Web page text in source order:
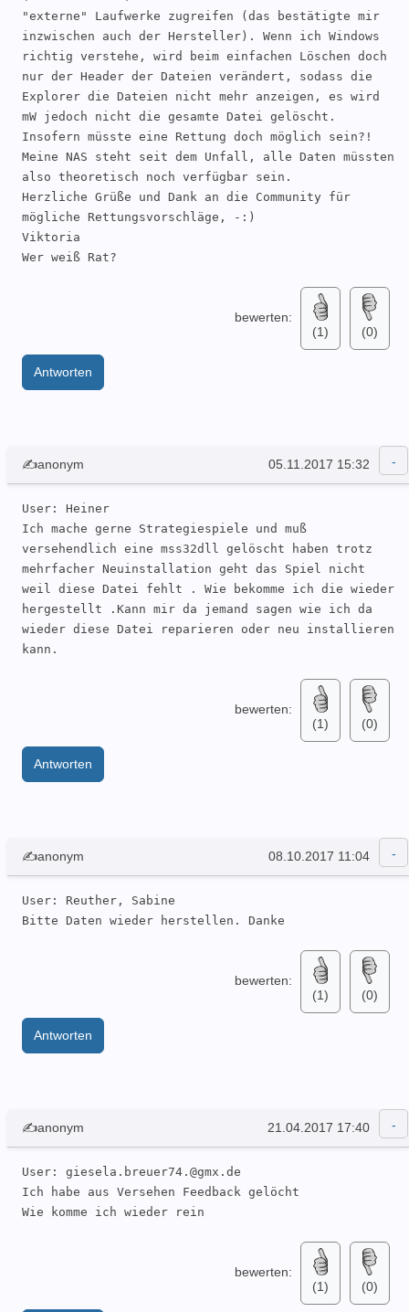
"externe" Laufwerke zugreifen (das bestätigte mir
inzwischen auch der Hersteller). Wenn ich Windows
richtig verstehe, wird beim einfachen Löschen doch
nur der Header der Dateien verändert, sodass die
Explorer die Dateien nicht mehr anzeigen, es wird
mW jedoch nicht die gesamte Datei gelöscht.
Insofern müsste eine Rettung doch möglich sein?!
Meine NAS steht seit dem Unfall, alle Daten müssten
also theoretisch noch verfügbar sein.
Herzliche Grüße und Dank an die Community für
mögliche Rettungsvorschläge, -:)
Viktoria
Wer weiß Rat?
bewerten:
(1)
(0)
Antworten
✍anonym 05.11.2017 15:32
User: Heiner
Ich mache gerne Strategiespiele und muß
versehendlich eine mss32dll gelöscht haben trotz
mehrfacher Neuinstallation geht das Spiel nicht
weil diese Datei fehlt . Wie bekomme ich die wieder
hergestellt .Kann mir da jemand sagen wie ich da
wieder diese Datei reparieren oder neu installieren
kann.
bewerten:
(1)
(0)
Antworten
✍anonym 08.10.2017 11:04
User: Reuther, Sabine
Bitte Daten wieder herstellen. Danke
bewerten:
(1)
(0)
Antworten
✍anonym 21.04.2017 17:40
User: giesela.breuer74.@gmx.de
Ich habe aus Versehen Feedback gelöcht
Wie komme ich wieder rein
bewerten:
(1)
(0)